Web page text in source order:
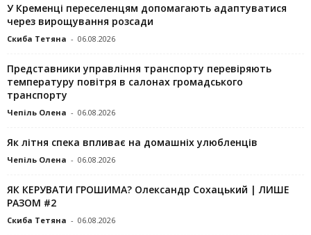
У Кременці переселенцям допомагають адаптуватися
через вирощування розсади
Скиба Тетяна - 06.08.2026
Представники управління транспорту перевіряють
температуру повітря в салонах громадського
транспорту
Чепіль Олена - 06.08.2026
Як літня спека впливає на домашніх улюбленців
Чепіль Олена - 06.08.2026
ЯК КЕРУВАТИ ГРОШИМА? Олександр Сохацький | ЛИШЕ
РАЗОМ #2
Скиба Тетяна - 06.08.2026